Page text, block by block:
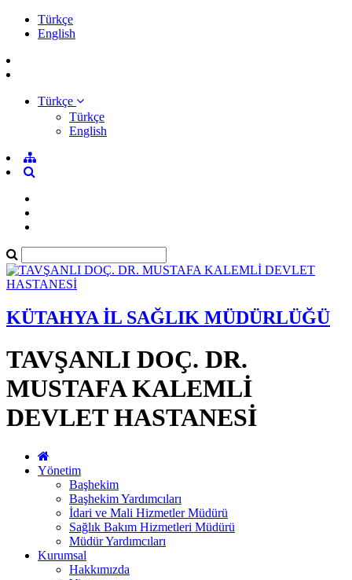
Türkçe
English
Türkçe
Türkçe
English
KÜTAHYA İL SAĞLIK MÜDÜRLÜĞÜ
TAVŞANLI DOÇ. DR.
MUSTAFA KALEMLİ
DEVLET HASTANESİ
Yönetim
Başhekim
Başhekim Yardımcıları
İdari ve Mali Hizmetler Müdürü
Sağlık Bakım Hizmetleri Müdürü
Müdür Yardımcıları
Kurumsal
Hakkımızda